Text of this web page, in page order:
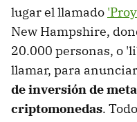
lugar el llamado
New Hampshire,
20.000 personas, o
llamar, para
de inversión de
criptomonedas.